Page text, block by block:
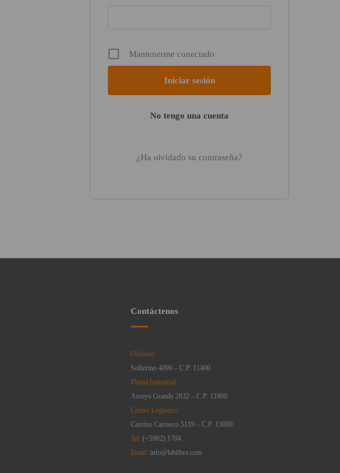
Mantenerme conectado
No tengo una cuenta
¿Ha olvidado su contraseña?
Contáctenos
Oficinas:
Solferino 4096 – C.P. 11400
Planta Industrial:
Arroyo Grande 2832 – C.P. 11800
Centro Logístico:
Camino Carrasco 5119 – C.P. 13000
Tel: (+5982) 1704
Email: info@lablibra.com